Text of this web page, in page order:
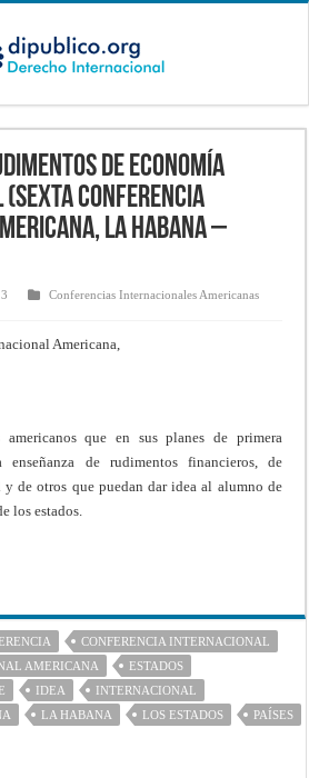
de economía
Conferencia
La Habana –
Conferencias Internacionales Americanas
Americana,
americanos que en sus planes de primera
de rudimentos financieros, de
de otros que puedan dar idea al alumno de
los estados.
CONFERENCIA INTERNACIONAL
AMERICANA
ESTADOS
IDEA
INTERNACIONAL
LA HABANA LOS ESTADOS
PAÍSES